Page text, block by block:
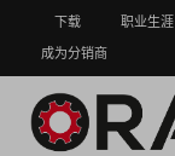
下载 职业生涯
成为分销商